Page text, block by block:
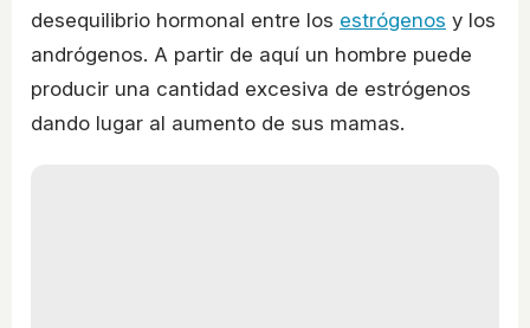
desequilibrio hormonal entre los estrógenos y los
andrógenos. A partir de aquí un hombre puede
producir una cantidad excesiva de estrógenos
dando lugar al aumento de sus mamas.